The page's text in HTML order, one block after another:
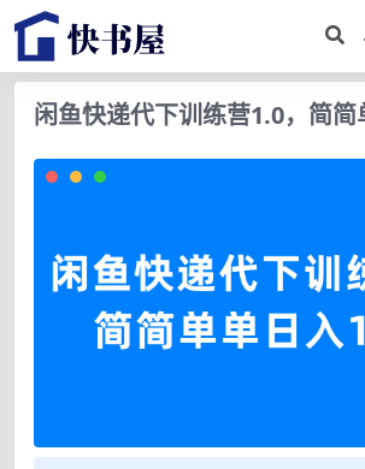
闲鱼快递代下训练营1.0，简